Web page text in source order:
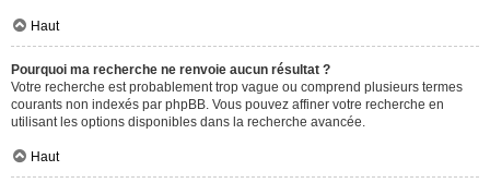
Haut
Pourquoi ma recherche ne renvoie aucun résultat ?
Votre recherche est probablement trop vague ou comprend plusieurs termes
courants non indexés par phpBB. Vous pouvez affiner votre recherche en
utilisant les options disponibles dans la recherche avancée.
Haut